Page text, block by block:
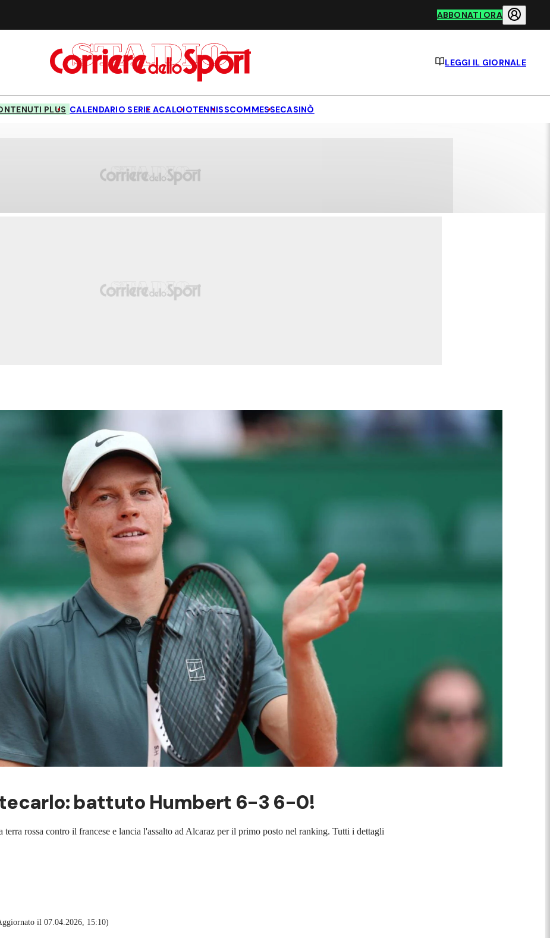
ABBONATI ORA
LEGGI IL GIORNALE
PLUS CALENDARIO SERIE ACALCIOTENNISSCOMMESSECASINÒ
battuto Humbert 6-3 6-0!
rossa contro il francese e lancia l'assalto ad Alcaraz per il primo posto nel ranking. Tutti i dettagli
il 07.04.2026, 15:10)